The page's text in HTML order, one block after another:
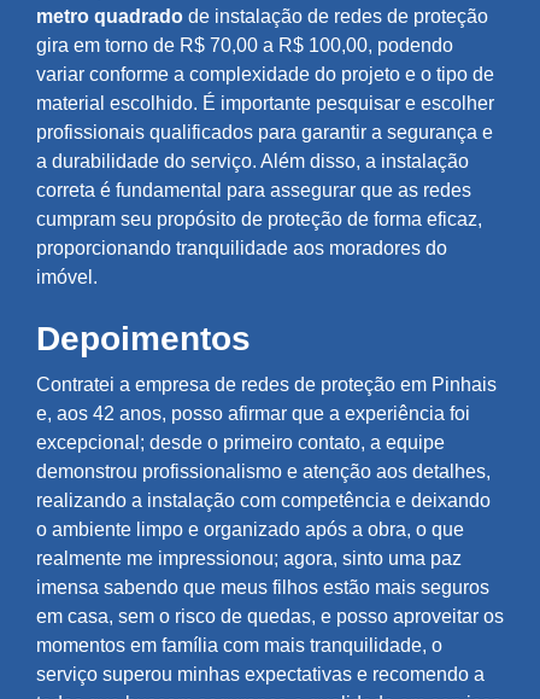
metro quadrado de instalação de redes de proteção
gira em torno de R$ 70,00 a R$ 100,00, podendo
variar conforme a complexidade do projeto e o tipo de
material escolhido. É importante pesquisar e escolher
profissionais qualificados para garantir a segurança e
a durabilidade do serviço. Além disso, a instalação
correta é fundamental para assegurar que as redes
cumpram seu propósito de proteção de forma eficaz,
proporcionando tranquilidade aos moradores do
imóvel.
Depoimentos
Contratei a empresa de redes de proteção em Pinhais
e, aos 42 anos, posso afirmar que a experiência foi
excepcional; desde o primeiro contato, a equipe
demonstrou profissionalismo e atenção aos detalhes,
realizando a instalação com competência e deixando
o ambiente limpo e organizado após a obra, o que
realmente me impressionou; agora, sinto uma paz
imensa sabendo que meus filhos estão mais seguros
em casa, sem o risco de quedas, e posso aproveitar os
momentos em família com mais tranquilidade, o
serviço superou minhas expectativas e recomendo a